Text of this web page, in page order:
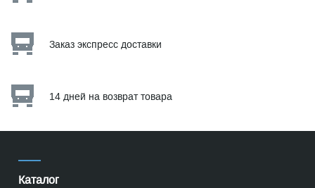
Заказ экспресс доставки
14 дней на возврат товара
Каталог